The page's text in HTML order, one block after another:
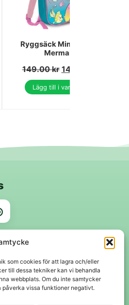
som cookies för att lagra och/eller
till dessa tekniker kan vi behandla
webbplats. Om du inte samtycker
vissa funktioner negativt.
Ryggsäck Mimmi Pigg
Mermaid
149.00kr 145.00
Lägg till i varukorg
Mastercard Swish